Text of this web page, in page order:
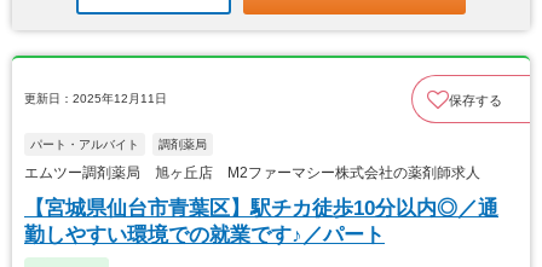
更新日：2025年12月11日 保存する
パート・アルバイト 調剤薬局
エムツー調剤薬局 旭ヶ丘店 M2ファーマシー株式会社の薬剤師求人
【宮城県仙台市青葉区】駅チカ徒歩10分以内◎／通
勤しやすい環境での就業です♪／パート